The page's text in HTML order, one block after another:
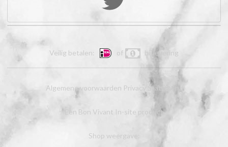
Veilig betalen: of bij levering
Algemene voorwaarden Privacy Statement
Een Bon Vivant In-site product
Shop weergave: